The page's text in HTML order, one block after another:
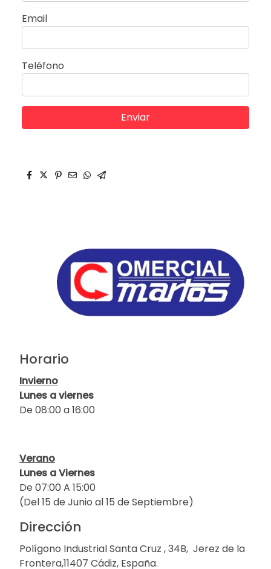
Email
Teléfono
Enviar
Horario
Invierno
Lunes a viernes
De 08:00 a 16:00
Verano
Lunes a Viernes
De 07:00 A 15:00
(Del 15 de Junio al 15 de Septiembre)
Dirección
Polígono Industrial Santa Cruz , 34B, Jerez de la
Frontera,11407 Cádiz, España.